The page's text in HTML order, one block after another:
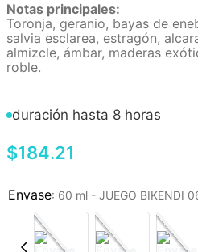
Notas principales:
Toronja, geranio, bayas de
salvia esclarea, estragón,
almizcle, ámbar, maderas
roble.
duración hasta 8 horas
$184.21
: 60 ml - JUEGO BIKENDI